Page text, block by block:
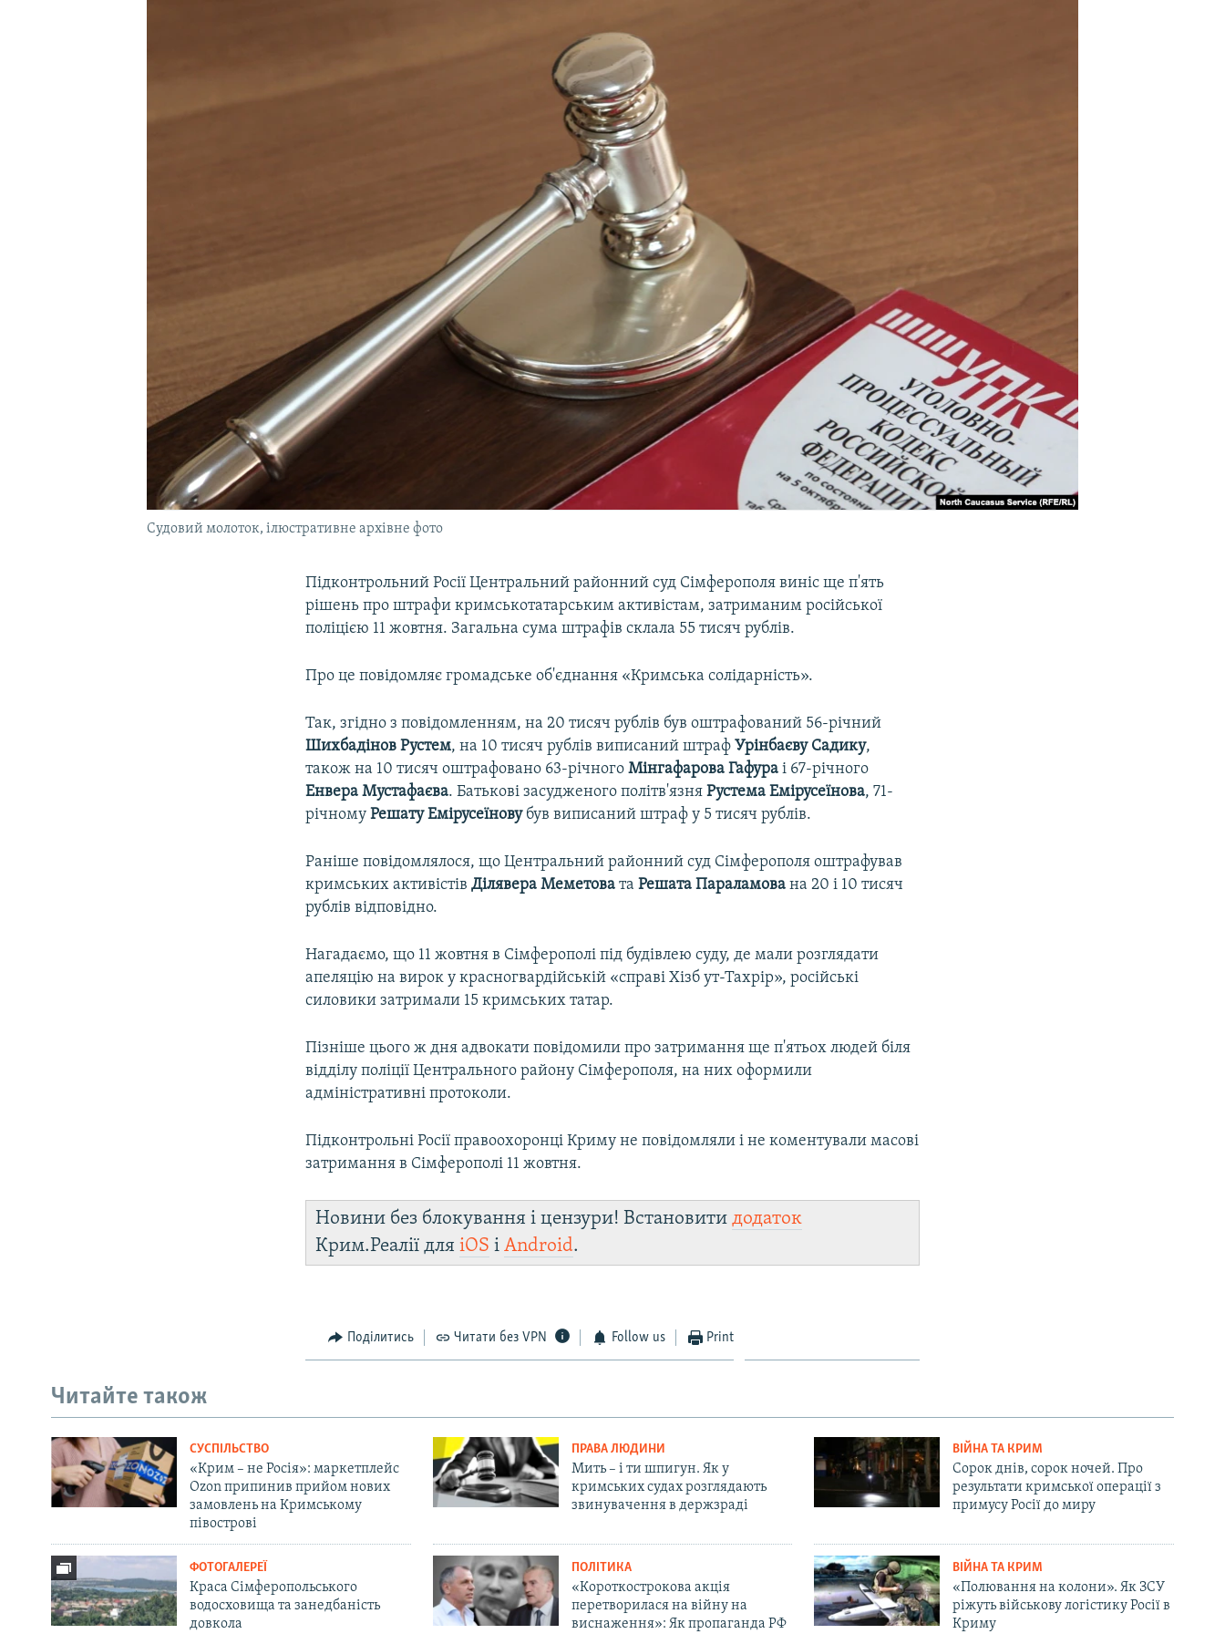
Судовий молоток, ілюстративне архівне фото
Підконтрольний Росії Центральний районний суд Сімферополя виніс ще п'ять
рішень про штрафи кримськотатарським активістам, затриманим російської
поліцією 11 жовтня. Загальна сума штрафів склала 55 тисяч рублів.
Про це повідомляє громадське об'єднання «Кримська солідарність».
Так, згідно з повідомленням, на 20 тисяч рублів був оштрафований 56-річний
Шихбадінов Рустем, на 10 тисяч рублів виписаний штрафУрінбаєву Садику,
також на 10 тисяч оштрафовано 63-річногоМінгафарова Гафура і 67-річного
Енвера Мустафаєва. Батькові засудженого політв'язняРустема Емірусеїнова, 71-
річномуРешату Емірусеїновубув виписаний штраф у 5 тисяч рублів.
Раніше повідомлялося, що Центральний районний суд Сімферополя оштрафував
кримських активістівДілявера Меметовата Решата Параламова на 20 і 10 тисяч
рублів відповідно.
Нагадаємо, що 11 жовтня в Сімферополі під будівлею суду, де мали розглядати
апеляцію на вирок у красногвардійській «справі Хізб ут-Тахрір», російські
силовики затримали 15 кримських татар.
Пізніше цього ж дня адвокати повідомили про затримання ще п'ятьох людей біля
відділу поліції Центрального району Сімферополя, на них оформили
адміністративні протоколи.
Підконтрольні Росії правоохоронці Криму не повідомляли і не коментували масові
затримання в Сімферополі 11 жовтня.
Новини без блокування і цензури! Встановитидодаток
Крим.Реалії дляiOS іAndroid.
Поділитись Читати без VPN Follow us Print
Читайте також
СУСПІЛЬСТВО
«Крим – не Росія»: маркетплейс
Ozon припинив прийом нових
замовлень на Кримському
півострові
ПРАВА ЛЮДИНИ
Мить – і ти шпигун. Як у
кримських судах розглядають
звинувачення в держзраді
ВІЙНА ТА КРИМ
Сорок днів, сорок ночей. Про
результати кримської операції з
примусу Росії до миру
ФОТОГАЛЕРЕЇ
Краса Сімферопольського
водосховища та занедбаність
довкола
ПОЛІТИКА
«Короткострокова акція
перетворилася на війну на
виснаження»: Як пропаганда РФ
ВІЙНА ТА КРИМ
«Полювання на колони». Як ЗСУ
ріжуть військову логістику Росії в
Криму